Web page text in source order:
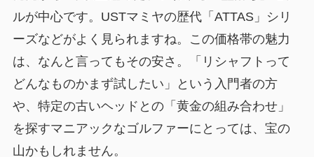
ルが中心です。USTマミヤの歴代「ATTAS」シリ
ーズなどがよく見られますね。この価格帯の魅力
は、なんと言ってもその安さ。「リシャフトって
どんなものかまず試したい」という入門者の方
や、特定の古いヘッドとの「黄金の組み合わせ」
を探すマニアックなゴルファーにとっては、宝の
山かもしれません。